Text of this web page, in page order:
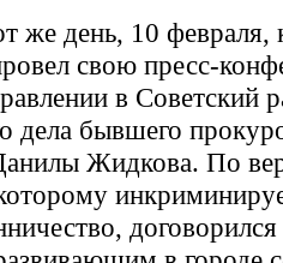
же день, 10 февраля,
свою пресс-
в Советский
дела бывшего
Жидкова. По
договорился